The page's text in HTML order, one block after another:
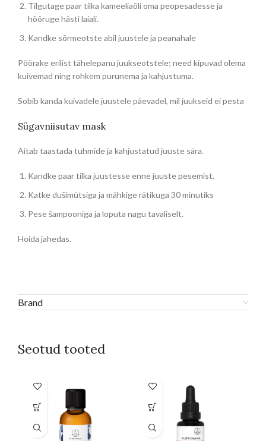
Tilgutage paar tilka kameeliaõli oma peopesadesse ja
hõõruge hästi laiali.
Kandke sõrmeotste abil juustele ja peanahale
Pöörake erilist tähelepanu juukseotstele; need kipuvad olema
kuivemad ning rohkem purunema ja kahjustuma.
Sobib kanda kuivadele juustele päevadel, mil juukseid ei pesta
Sügavniisutav mask
Aitab taastada tuhmide ja kahjustatud juuste sära.
Kandke paar tilka juustesse enne juuste pesemist.
Katke dušimütsiga ja mähkige rätikuga 30 minutiks
Pese šampooniga ja loputa nagu tavaliselt.
Hoida jahedas.
Brand
Seotud tooted
Sellel
tootel
on